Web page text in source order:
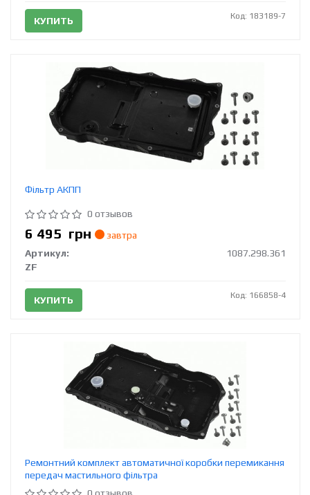
КУПИТЬ Код: 183189-7
Фільтр АКПП
0 отзывов
6 495 грн
завтра
Артикул:
1087.298.361
ZF
КУПИТЬ Код: 166858-4
Ремонтний комплект автоматичної коробки перемикання
передач мастильного фільтра
0 отзывов